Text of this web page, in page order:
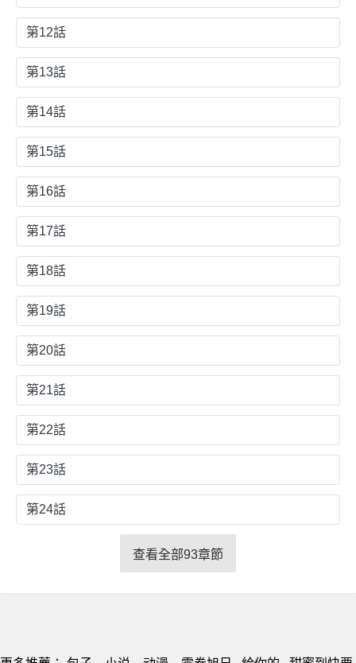
第12話
第13話
第14話
第15話
第16話
第17話
第18話
第19話
第20話
第21話
第22話
第23話
第24話
查看全部93章節